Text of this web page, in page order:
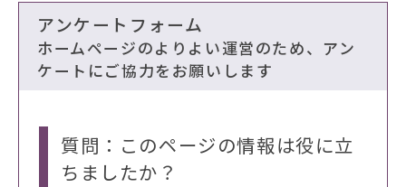
アンケートフォーム
ホームページのよりよい運営のため、アン
ケートにご協力をお願いします
質問：このページの情報は役に立
ちましたか？